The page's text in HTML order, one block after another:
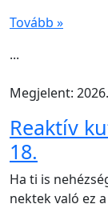
Tovább »
...
Megjelent:
Reaktív
18.
Ha ti is
nektek való ez